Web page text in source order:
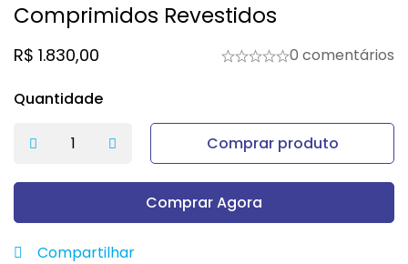
Comprimidos Revestidos
R$ 1.830,00 0 comentários
Quantidade
Comprar produto
Comprar Agora
Compartilhar